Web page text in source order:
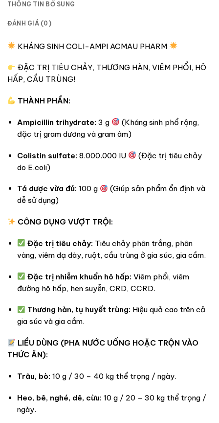
THÔNG TIN BỔ SUNG
ĐÁNH GIÁ (0)
KHÁNG SINH COLI-AMPI ACMAU PHARM
ĐẶC TRỊ TIÊU CHẢY, THƯƠNG HÀN, VIÊM PHỔI, HÔ
HẤP, CẦU TRÙNG!
THÀNH PHẦN:
Ampicillin trihydrate: 3 g
(Kháng sinh phổ rộng,
đặc trị gram dương và gram âm)
Colistin sulfate: 8.000.000 IU
(Đặc trị tiêu chảy
do E.coli)
Tá dược vừa đủ: 100 g
(Giúp sản phẩm ổn định và
dễ sử dụng)
CÔNG DỤNG VƯỢT TRỘI:
Đặc trị tiêu chảy: Tiêu chảy phân trắng, phân
vàng, viêm dạ dày, ruột, cầu trùng ở gia súc, gia cầm.
Đặc trị nhiễm khuẩn hô hấp: Viêm phổi, viêm
đường hô hấp, hen suyễn, CRD, CCRD.
Thương hàn, tụ huyết trùng: Hiệu quả cao trên cả
gia súc và gia cầm.
LIỀU DÙNG (PHA NƯỚC UỐNG HOẶC TRỘN VÀO
THỨC ĂN):
Trâu, bò: 10 g / 30 – 40 kg thể trọng / ngày.
Heo, bê, nghé, dê, cừu: 10 g / 20 – 30 kg thể trọng /
ngày.